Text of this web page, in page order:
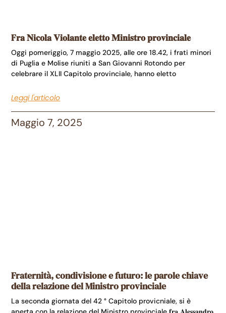
F𝐫𝐚 𝐍𝐢𝐜𝐨𝐥𝐚 𝐕𝐢𝐨𝐥𝐚𝐧𝐭𝐞 𝐞𝐥𝐞𝐭𝐭𝐨 𝐌𝐢𝐧𝐢𝐬𝐭𝐫𝐨 𝐩𝐫𝐨𝐯𝐢𝐧𝐜𝐢𝐚𝐥𝐞
Oggi pomeriggio, 7 maggio 2025, alle ore 18.42, i frati minori
di Puglia e Molise riuniti a San Giovanni Rotondo per
celebrare il XLII Capitolo provinciale, hanno eletto
Leggi l'articolo
Maggio 7, 2025
Fraternità, condivisione e futuro: le parole chiave
della relazione del Ministro provinciale
La seconda giornata del 42 ° Capitolo provicniale, si è